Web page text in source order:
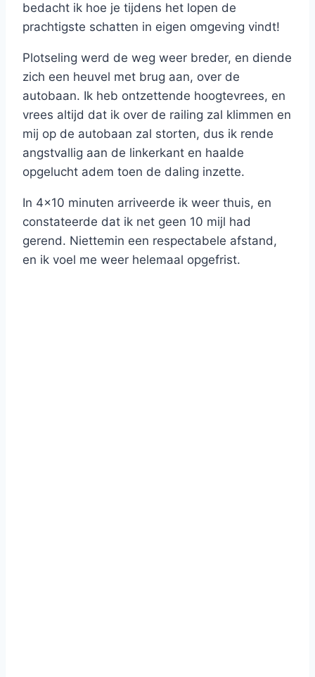
bedacht ik hoe je tijdens het lopen de
prachtigste schatten in eigen omgeving vindt!
Plotseling werd de weg weer breder, en diende
zich een heuvel met brug aan, over de
autobaan. Ik heb ontzettende hoogtevrees, en
vrees altijd dat ik over de railing zal klimmen en
mij op de autobaan zal storten, dus ik rende
angstvallig aan de linkerkant en haalde
opgelucht adem toen de daling inzette.
In 4x10 minuten arriveerde ik weer thuis, en
constateerde dat ik net geen 10 mijl had
gerend. Niettemin een respectabele afstand,
en ik voel me weer helemaal opgefrist.